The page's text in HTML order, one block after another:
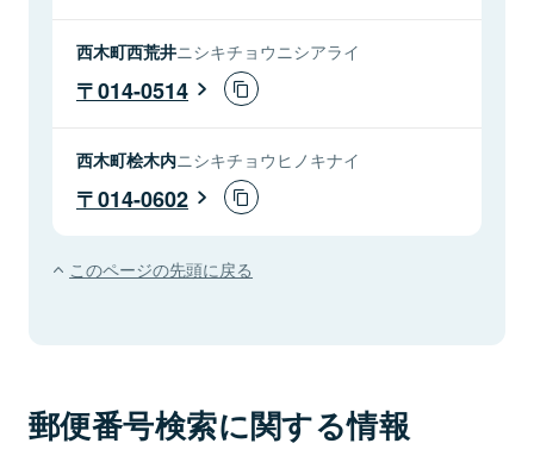
西木町西荒井ニシキチョウニシアライ
014-0514
西木町桧木内ニシキチョウヒノキナイ
014-0602
このページの先頭に戻る
郵便番号検索に関する情報